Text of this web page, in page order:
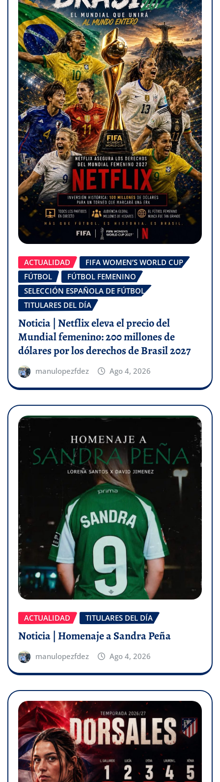
ACTUALIDAD
FIFA WOMEN’S WORLD CUP
FÚTBOL
FÚTBOL FEMENINO
SELECCIÓN ESPAÑOLA DE FÚTBOL
TITULARES DEL DÍA
Noticia | Netflix eleva el precio del
Mundial femenino: 200 millones de
dólares por los derechos de Brasil 2027
manulopezfdez Ago 4, 2026
ACTUALIDAD TITULARES DEL DÍA
Noticia | Homenaje a Sandra Peña
manulopezfdez Ago 4, 2026